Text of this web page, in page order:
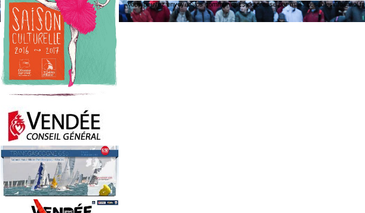
Vous pouvez envoyer vos communiqués de presse par mail : Lesablesinfo@aol.fr